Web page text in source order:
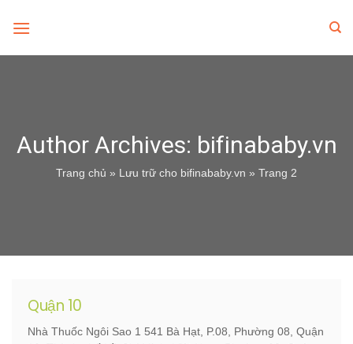
Author Archives: bifinababy.vn
Trang chủ » Lưu trữ cho bifinababy.vn » Trang 2
Quận 10
Nhà Thuốc Ngôi Sao 1 541 Bà Hạt, P.08, Phường 08, Quận